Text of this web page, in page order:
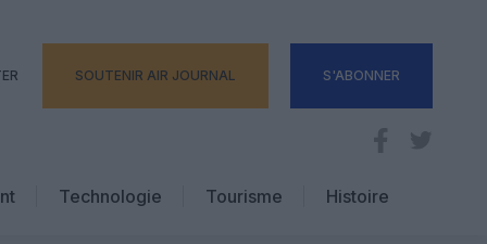
SOUTENIR AIR JOURNAL S'ABONNER
Technologie
Tourisme
Histoire